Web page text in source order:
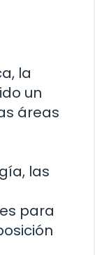
la
un
áreas
las
para